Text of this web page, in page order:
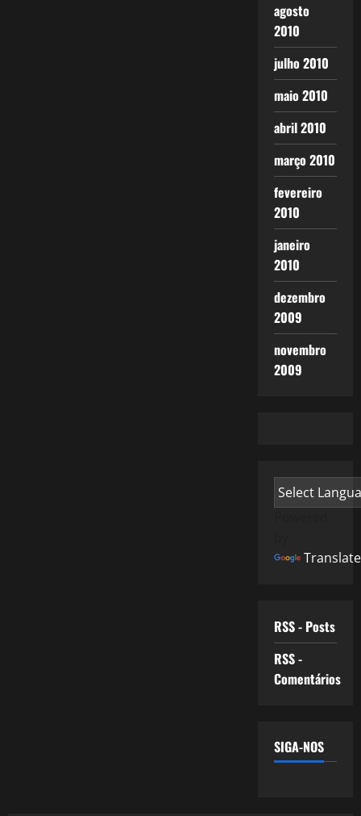
agosto
2010
julho 2010
maio 2010
abril 2010
março 2010
fevereiro
2010
janeiro
2010
dezembro
2009
novembro
2009
Translate
RSS - Posts
RSS -
Comentários
SIGA-NOS